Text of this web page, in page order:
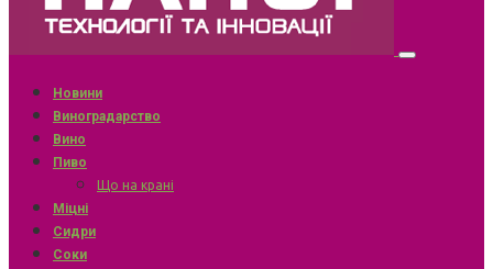
Новини
Виноградарство
Вино
Пиво
Що на крані
Міцні
Сидри
Соки